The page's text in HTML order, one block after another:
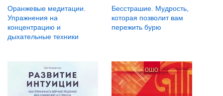
Оранжевые медитации.
Упражнения на
концентрацию и
дыхательные техники
Бесстрашие. Мудрость,
которая позволит вам
пережить бурю